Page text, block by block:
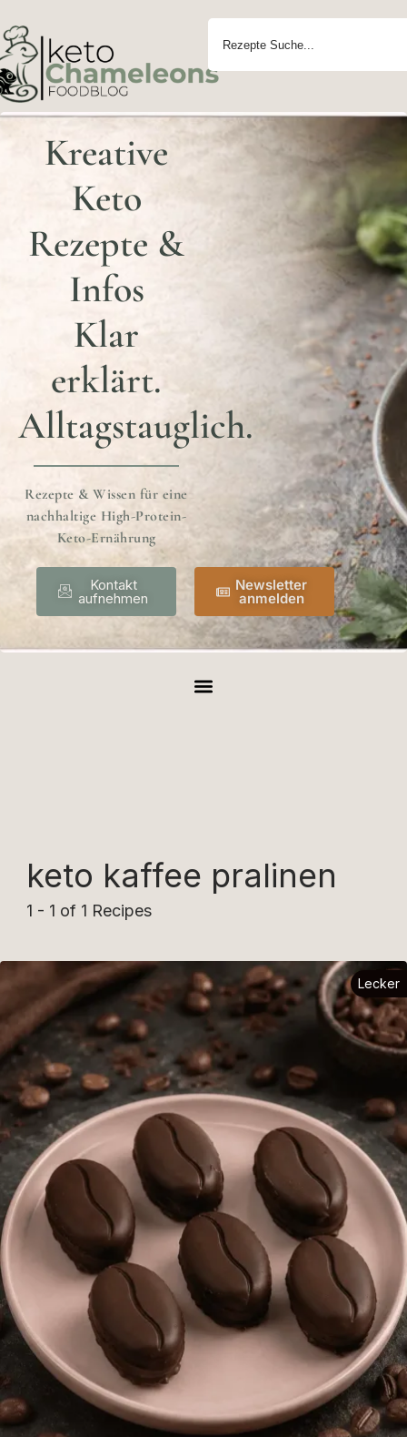
Kreative
Keto
Rezepte &
Infos
Klar
erklärt.
Alltagstauglich.
Rezepte & Wissen für eine
nachhaltige High-Protein-
Keto-Ernährung
Kontakt
aufnehmen
Newsletter
anmelden
keto kaffee pralinen
1 - 1 of 1 Recipes
Lecker